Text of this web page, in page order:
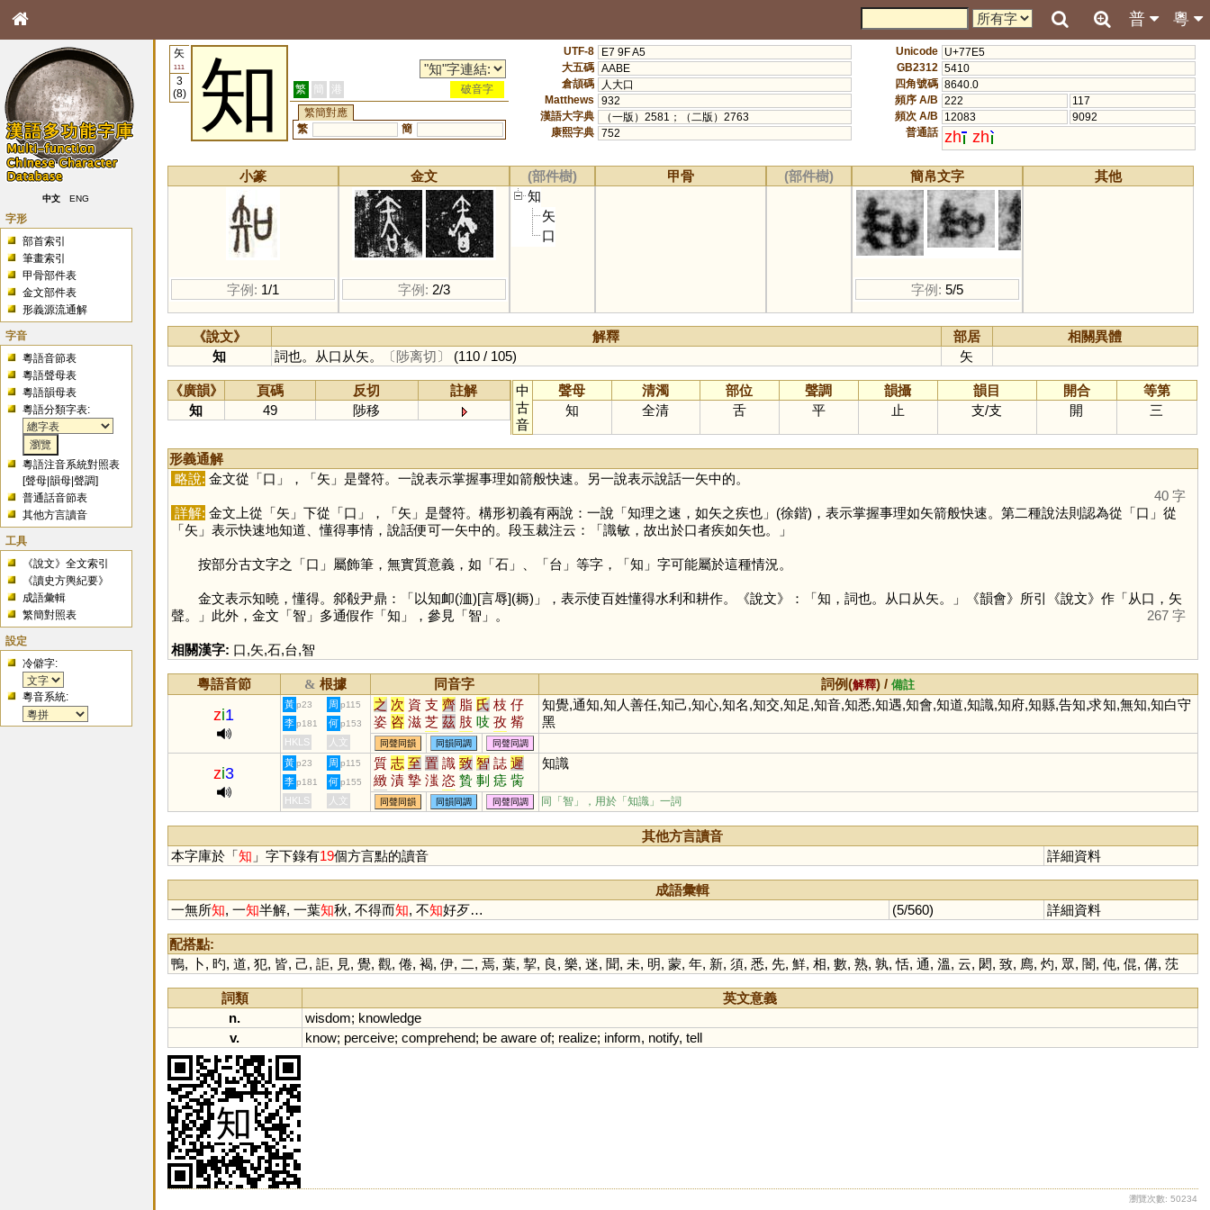
粵
普
中文 ENG
字形
部首索引
筆畫索引
甲骨部件表
金文部件表
形義源流通解
字音
粵語音節表
粵語聲母表
粵語韻母表
粵語分類字表:
粵語注音系統對照表
[聲母 |韻母 |聲調]
普通話音節表
其他方言讀音
工具
《說文》全文索引
《讀史方輿紀要》
成語彙輯
繁簡對照表
設定
冷僻字:
粵音系統:
矢
111
3
(8)
知 繁 簡 港
破音字
繁簡對應
繁
簡
UTF-8
E7 9F A5
大五碼 AABE
倉頡碼
人大口
Matthews
932
漢語大字典
（一版）2581；（二版）2763
康熙字典 752
Unicode U+77E5
GB2312 5410
四角號碼 8640.0
頻序 A/B 222
117
頻次 A/B
12083
9092
普通話 zh zh
小篆
字例: 1/1
金文
字例: 2/3
(部件樹)
知
矢
口
甲骨 (部件樹) 簡帛文字
字例: 5/5
其他
《說文》 解釋 部居
相關異體
知
詞也。从口从矢。 〔陟离切〕 (110 / 105) 矢
《廣韻》 頁碼 反切
註解
知
49 陟移
中
古
音
聲母 清濁 部位 聲調 韻攝 韻目 開合
等第
知
全清 舌 平 止 支/支 開 三
形義通解
略說: 金文從「口 」，「矢 」是聲符。一說表示掌握事理如箭般快速。另一說表示說話一矢中的。
40 字
詳解: 金文上從「矢 」下從「口 」，「矢 」是聲符。構形初義有兩說：一說「知理之速，如矢之疾也」(徐鍇)，表示掌握事理如矢箭般快速。第二種說法則認為從「口 」從
「矢 」表示快速地知道、懂得事情，說話便可一矢中的。段玉裁注云：「識敏，故出於口者疾如矢也。」
按部分古文字之「口 」屬飾筆，無實質意義，如「石」、「台 」等字，「知 」字可能屬於這種情況。
金文表示知曉，懂得。䣄殽尹鼎：「以知卹(洫)[言辱](耨)」，表示使百姓懂得水利和耕作。《說文》：「知，詞也。从口从矢。」《韻會》所引《說文》作「从口，矢
聲。」此外，金文「智 」多通假作「知 」，參見「智 」。 267 字
相關漢字: 口,矢,石,台,智
粵語音節 & 根據 同音字 詞例(解釋) /備註
zi1
黃 p23 周 p115 之 次 資 支 齊 脂 氏 枝 仔
姿 咨 滋 芝 茲 肢 吱 孜 觜
恣 訾 輜 淄 齎 貲 蜘 祗 梔
鯔 砥 泜 髭 緇 齜 孳 榰 甾
鎡 鼒 菑 錙 呲 嵫 卮 孖 觶
㞢 葘 䊷 𢆶 搘 栥 疧 趑 胝 玆
疻 齍 鮨 鳷 鄑 胾 秖 胑 袛
偨 粢 椥 栺 澬 汥 衼 崰 璾
知覺,通知,知人善任,知己,知心,知名,知交,知足,知音,知悉,知遇,知會,知道,知識,知府,知縣,告知,求知,無知,知白守
黑
李 p181 何 p153
HKLS 人文 同聲同韻 同韻同調 同聲同調
zi3
黃 p23 周 p115 質 志 至 置 識 致 智 誌 遲
緻 漬 摯 滍 恣 贄 剚 痣 胔
兕 鷙 躓 忮 疐 觶 跮 覟 伿
洷 潪 騺 礩 懫 懥 駤 鋕 寘
輊 胾 倳
知識
李 p181 何 p155
HKLS 人文 同聲同韻 同韻同調 同聲同調 同「智 」，用於「知識」一詞
其他方言讀音
本字庫於「知 」字下錄有19個方言點的讀音 詳細資料
成語彙輯
一無所知, 一知半解, 一葉知秋, 不得而知, 不知好歹… (5/560) 詳細資料
配搭點:
鴨, 卜, 旳, 道, 犯, 皆, 己, 詎, 見, 覺, 觀, 倦, 褐, 伊, 二, 焉, 葉, 挈, 良, 樂, 迷, 聞, 未, 明, 蒙, 年, 新, 須, 悉, 先, 鮮, 相, 數, 熟, 孰,恬, 通, 溫, 云, 閎, 致, 廌, 灼, 眾, 闇, 伅, 倱, 傋, 莐
詞類
英文意義
n.
wisdom; knowledge
v.
know; perceive; comprehend; be aware of; realize; inform, notify, tell
瀏覽次數: 50234